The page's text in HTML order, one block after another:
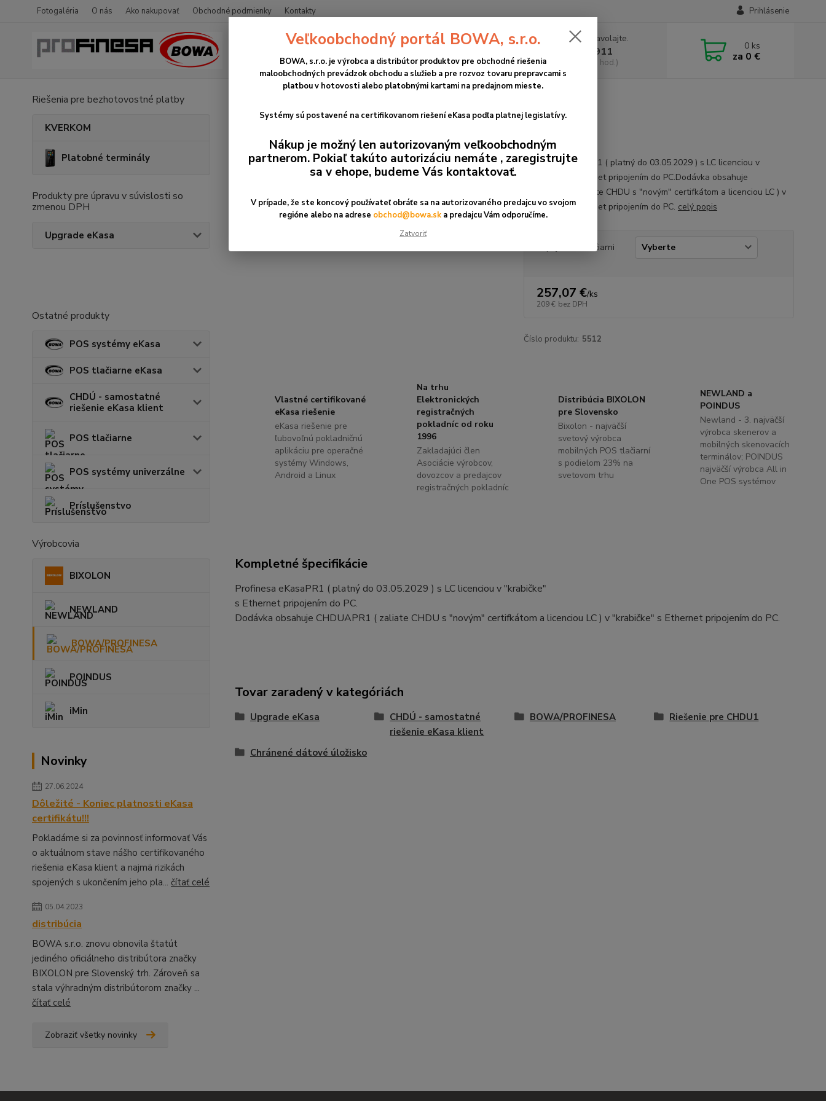
Fotogaléria O nás Ako nakupovať Obchodné podmienky Kontakty Prihlásenie
Neviete si rady? Zavolajte.
+421 2 2090 6911
(Po-Pia, 8:30-17:00 hod.)
0 ks
za 0 €
Riešenia pre bezhotovostné platby
KVERKOM
Platobné terminály
Produkty pre úpravu v súvislosti so
zmenou DPH
Upgrade eKasa
Ostatné produkty
POS systémy eKasa
POS tlačiarne eKasa
CHDÚ - samostatné
riešenie eKasa klient
POS tlačiarne
POS systémy univerzálne
Príslušenstvo
Výrobcovia
BIXOLON
NEWLAND
BOWA/PROFINESA
POINDUS
iMin
Novinky
27.06.2024
Dôležité - Koniec platnosti eKasa
certifikátu!!!
Pokladáme si za povinnosť informovať Vás
o aktuálnom stave nášho certifikovaného
riešenia eKasa klient a najmä rizikách
spojených s ukončením jeho pla... čítať celé
05.04.2023
distribúcia
BOWA s.r.o. znovu obnovila štatút
jediného oficiálneho distribútora značky
BIXOLON pre Slovenský trh. Zároveň sa
stala výhradným distribútorom značky ...
čítať celé
Zobraziť všetky novinky
Profinesa eKasaPR1 ( platný do 03.05.2029 ) s LC licenciou v
"krabičke" s Ethernet pripojením do PC.Dodávka obsahuje
CHDUAPR1 ( zaliate CHDU s "novým" certifkátom a licenciou LC ) v
"krabičke" s Ethernet pripojením do PC. celý popis
Pripojenie k tlačiarni
257,07 €/ks
209 € bez DPH
Číslo produktu: 5512
Vlastné certifikované
eKasa riešenie
eKasa riešenie pre
ľubovoľnú pokladničnú
aplikáciu pre operačné
systémy Windows,
Android a Linux
Na trhu
Elektronických
registračných
pokladníc od roku
1996
Zakladajúci člen
Asociácie výrobcov,
dovozcov a predajcov
registračných pokladníc
Distribúcia BIXOLON
pre Slovensko
Bixolon - najväčší
svetový výrobca
mobilných POS tlačiarní
s podielom 23% na
svetovom trhu
NEWLAND a
POINDUS
Newland - 3. najväčší
výrobca skenerov a
mobilných skenovacích
terminálov; POINDUS
najväčší výrobca All in
One POS systémov
Kompletné špecifikácie
Profinesa eKasaPR1 ( platný do 03.05.2029 ) s LC licenciou v "krabičke"
s Ethernet pripojením do PC.
Dodávka obsahuje CHDUAPR1 ( zaliate CHDU s "novým" certifkátom a licenciou LC ) v "krabičke" s Ethernet pripojením do PC.
Tovar zaradený v kategóriách
Upgrade eKasa
CHDÚ - samostatné
riešenie eKasa klient
BOWA/PROFINESA Riešenie pre CHDU1
Chránené dátové úložisko
Veľkoobchodný portál BOWA, s.r.o.
BOWA, s.r.o. je výrobca a distribútor produktov pre obchodné riešenia
maloobchodných prevádzok obchodu a služieb a pre rozvoz tovaru prepravcami s
platbou v hotovosti alebo platobnými kartami na predajnom mieste.
Systémy sú postavené na certifikovanom riešení eKasa podľa platnej legislatívy.
Nákup je možný len autorizovaným veľkoobchodným
partnerom. Pokiaľ takúto autorizáciu nemáte , zaregistrujte
sa v ehope, budeme Vás kontaktovať.
V prípade, že ste koncový používateľ obráťe sa na autorizovaného predajcu vo svojom
regióne alebo na adrese obchod@bowa.ska predajcu Vám odporučíme.
Zatvoriť